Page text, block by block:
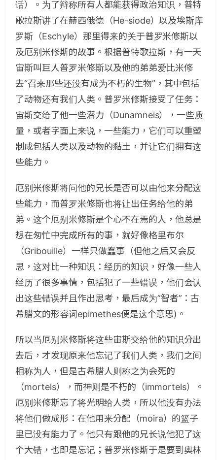
话）。为了辩称所有人都能获得政治知识，普特
歌拉斯讲了在赫西俄德（He­-siode）以及埃斯库
罗斯（Eschyle）那里得来的关于普罗米修斯以
及厄别米修斯的故事。根据普特歌拉斯，有一天
宙斯叫巨人普罗米修斯以及他的弟弟爱比米修
去“召来那些还没有成为不朽的生物”，其中包括
了动物还有我们人类。普罗米修斯接受了任务：
宙斯交给了他一些潜力（Dunamneis），一些质
量，或者字面上来说，一些能力，它们可以重塑
制成包括人类以及动物的黏土，并让它们拥有这
些能力。
厄别米修斯将问他的兄长是否可以由他来分配这
些能力，而普罗米修斯也将让出任务给他的弟
弟。这个厄别米修斯是个心不在焉的人，他总是
想在匆忙中完成所有的事，就好像格里布尔
（Gribouille）一样只做蠢事（但他之后又会反
思，这对比一种知识：经历的知识，好像一些人
经历了很多事情，包括犯了一些错误，他们会认
出这些错误并且作出思考，最后成为”智者”：古
希腊文的形容词epimethes便是这个意思)。
所以当厄别米修斯将这些宙斯交给他的知识分出
去后，才发现原来他忘记了我们人类，我们之间
相称为人，但是古希腊人则称之为会死的
（mortels），而神则是不朽的（immortels）。
厄别米修斯忘了将光明给人类，所以他没有办法
将他们做成形：在他用来分配（moira）的篮子
里已没有能力了。他只有跟他的兄长说他犯了这
个大错，也即是忘记；普罗米修斯于是要到奥林